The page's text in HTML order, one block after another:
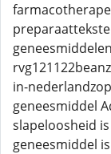
in-
geneesmiddel
slapeloosheid
geneesmiddel